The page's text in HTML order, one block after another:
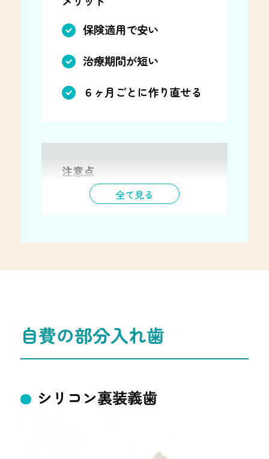
保険適用で安い
治療期間が短い
６ヶ月ごとに作り直せる
注意点
厚みがある（約３㎜）
全て見る
自費の部分入れ歯
シリコン裏装義歯